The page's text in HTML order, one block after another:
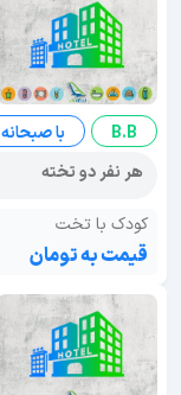
B.B
با صبحانه
هر نفر دو تخته
کودک با تخت
قیمت به تومان